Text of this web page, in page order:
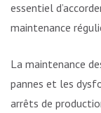
essentiel
maintenance
La maintenance
pannes et les
arrêts de